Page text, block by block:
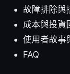
故障排除與
成本與投資
使用者故事
FAQ